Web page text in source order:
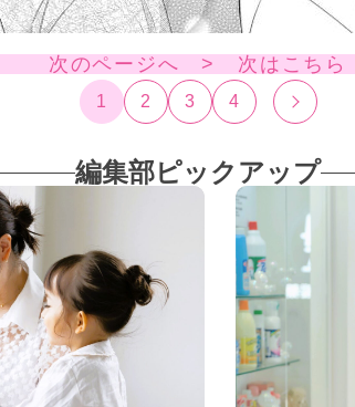
次のページへ > 次はこちら
1 2 3 4
編集部ピックアップ